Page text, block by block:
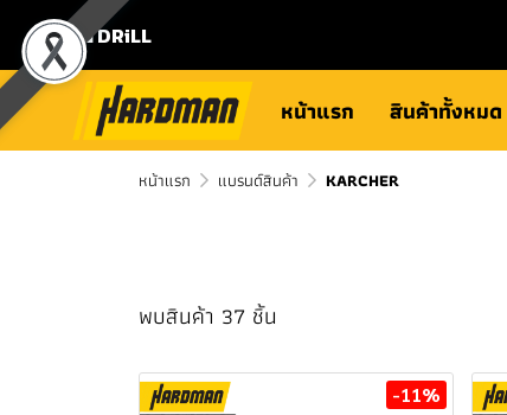
⛾ DRiLL
หน้าแรก สินค้าทั้งหมด
หน้าแรก แบรนด์สินค้า KARCHER
พบสินค้า 37 ชิ้น
-11%